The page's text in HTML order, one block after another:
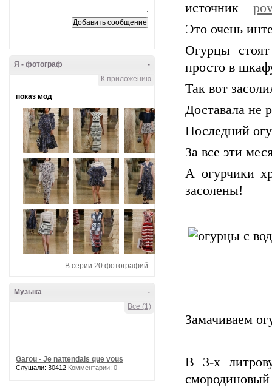
-
Я - фотограф
К приложению
показ мод
В серии 20 фотографий
-
Музыка
Все (1)
Garou - Je nattendais que vous
Слушали: 30412 Комментарии: 0
источник
Это очень
Огурцы
просто в
Так вот
Доставала не
Последний
За все эти
А огурчики
засолены!
Замачиваем
В 3-х
смородиновый